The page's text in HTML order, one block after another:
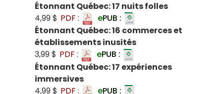
Étonnant Québec: 17 nuits folles
4,99 $ PDF : ePUB :
Étonnant Québec: 16 commerces et
établissements inusités
3,99 $ PDF : ePUB :
Étonnant Québec: 17 expériences
immersives
4,99 $ PDF : ePUB :